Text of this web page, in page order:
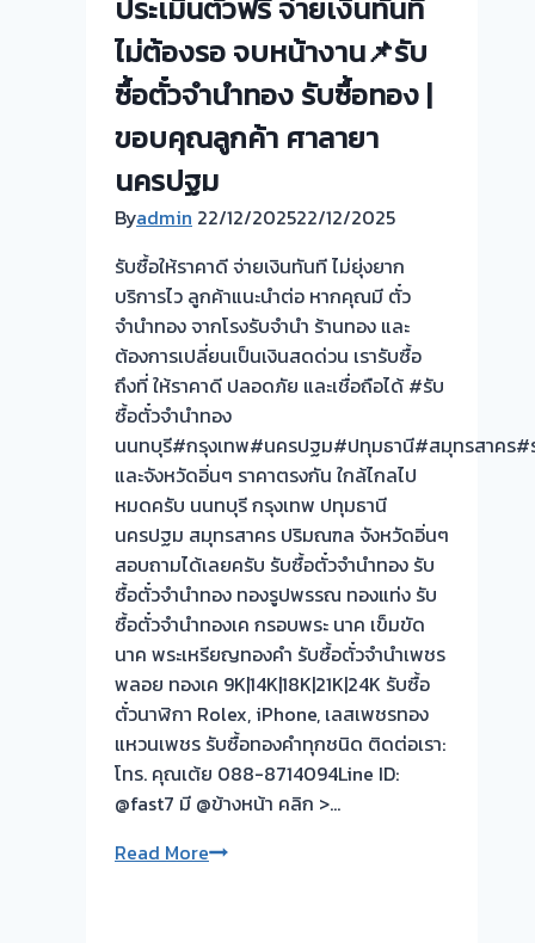
ประเมินตั๋วฟรี จ่ายเงินทันที
ไม่ต้องรอ จบหน้างาน📌รับ
ซื้อตั๋วจำนำทอง รับซื้อทอง |
ขอบคุณลูกค้า ศาลายา
นครปฐม
Byadmin 22/12/202522/12/2025
รับซื้อให้ราคาดี จ่ายเงินทันที ไม่ยุ่งยาก
บริการไว ลูกค้าแนะนำต่อ หากคุณมี ตั๋ว
จำนำทอง จากโรงรับจำนำ ร้านทอง และ
ต้องการเปลี่ยนเป็นเงินสดด่วน เรารับซื้อ
ถึงที่ ให้ราคาดี ปลอดภัย และเชื่อถือได้ #รับ
ซื้อตั๋วจำนำทอง
นนทบุรี#กรุงเทพ#นครปฐม#ปทุมธานี#สมุทรสาคร#
และจังหวัดอิ่นๆ ราคาตรงกัน ใกล้ไกลไป
หมดครับ นนทบุรี กรุงเทพ ปทุมธานี
นครปฐม สมุทรสาคร ปริมณฑล จังหวัดอิ่นๆ
สอบถามได้เลยครับ รับซื้อตั๋วจำนำทอง รับ
ซื้อตั๋วจำนำทอง ทองรูปพรรณ ทองแท่ง รับ
ซื้อตั๋วจำนำทองเค กรอบพระ นาค เข็มขัด
นาค พระเหรียญทองคำ รับซื้อตั๋วจำนำเพชร
พลอย ทองเค 9K|14K|18K|21K|24K รับซื้อ
ตั๋วนาฬิกา Rolex, iPhone, เลสเพชรทอง
แหวนเพชร รับซื้อทองคำทุกชนิด ติดต่อเรา:
โทร. คุณเต้ย 088-8714094Line ID:
@fast7 มี @ข้างหน้า คลิก >…
Read Moreรับ